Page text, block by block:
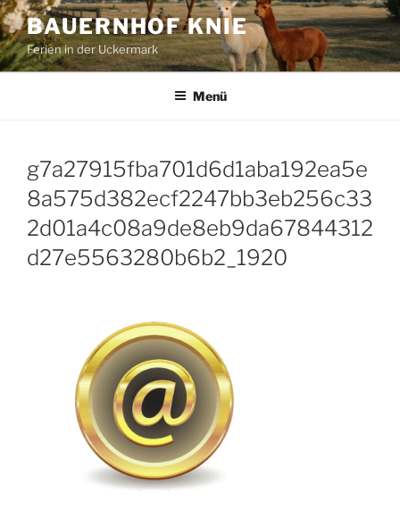
Zum
Inhalt
springen
BAUERNHOF KNIE
Ferien in der Uckermark
Menü
g7a27915fba701d6d1aba192ea5e
8a575d382ecf2247bb3eb256c33
2d01a4c08a9de8eb9da67844312
d27e5563280b6b2_1920